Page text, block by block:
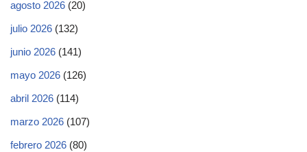
agosto 2026 (20)
julio 2026 (132)
junio 2026 (141)
mayo 2026 (126)
abril 2026 (114)
marzo 2026 (107)
febrero 2026 (80)